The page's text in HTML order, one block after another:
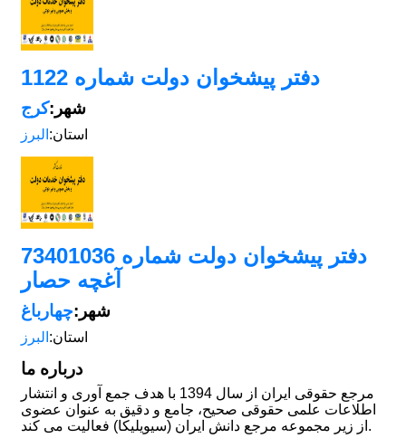
دفتر پیشخوان دولت شماره 1122
شهر:کرج
استان: البرز
دفتر پیشخوان دولت شماره 73401036
آغچه حصار
شهر:چهارباغ
استان: البرز
درباره ما
مرجع حقوقی ایران از سال 1394 با هدف جمع آوری و انتشار
اطلاعات علمی حقوقی صحیح، جامع و دقیق به عنوان عضوی
از زیر مجموعه مرجع دانش ایران (سیویلیکا) فعالیت می کند.